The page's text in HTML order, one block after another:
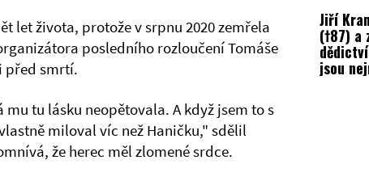
let života, protože v srpnu 2020 zemřela
posledního rozloučení Tomáše
před smrtí.
tu lásku neopětovala. A když jsem to s
miloval víc než Haničku," sdělil
že herec měl zlomené srdce.
Jiří
(†87) a
jsou